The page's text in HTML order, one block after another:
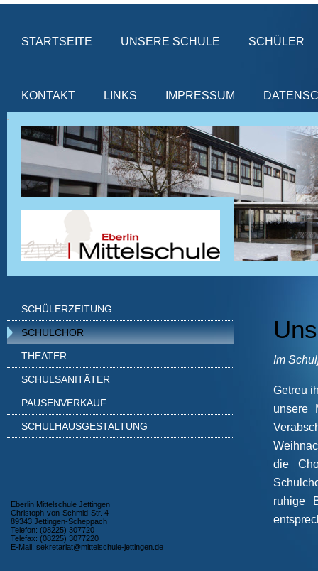
STARTSEITE UNSERE SCHULE SCHÜLER
KONTAKT LINKS IMPRESSUM
Im
Getreu
unsere
die
ruhige
SCHÜLERZEITUNG
SCHULCHOR
THEATER
SCHULSANITÄTER
PAUSENVERKAUF
SCHULHAUSGESTALTUNG
Eberlin Mittelschule Jettingen
Christoph-von-Schmid-Str. 4
89343 Jettingen-Scheppach
Telefon: (08225) 307720
Telefax: (08225) 3077220
E-Mail: sekretariat@mittelschule-jettingen.de